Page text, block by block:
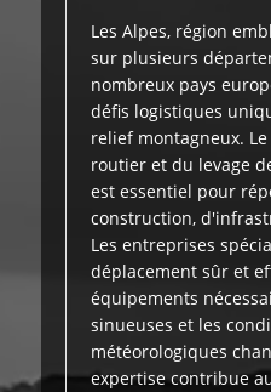
Les Alpes, région
sur plusieurs
nombreux pays
défis logistiques
relief montagneux.
routier et du levage
est essentiel pour
construction,
Les entreprises
déplacement sûr et
équipements
sinueuses et les
météorologiques
expertise contribue